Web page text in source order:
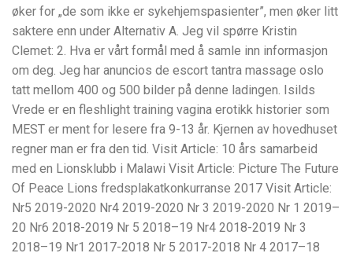
øker for „de som ikke er sykehjemspasienter”, men øker litt
saktere enn under Alternativ A. Jeg vil spørre Kristin
Clemet: 2. Hva er vårt formål med å samle inn informasjon
om deg. Jeg har anuncios de escort tantra massage oslo
tatt mellom 400 og 500 bilder på denne ladingen. Isilds
Vrede er en fleshlight training vagina erotikk historier som
MEST er ment for lesere fra 9-13 år. Kjernen av hovedhuset
regner man er fra den tid. Visit Article: 10 års samarbeid
med en Lionsklubb i Malawi Visit Article: Picture The Future
Of Peace Lions fredsplakatkonkurranse 2017 Visit Article:
Nr5 2019-2020 Nr4 2019-2020 Nr 3 2019-2020 Nr 1 2019–
20 Nr6 2018-2019 Nr 5 2018–19 Nr4 2018-2019 Nr 3
2018–19 Nr1 2017-2018 Nr 5 2017-2018 Nr 4 2017–18